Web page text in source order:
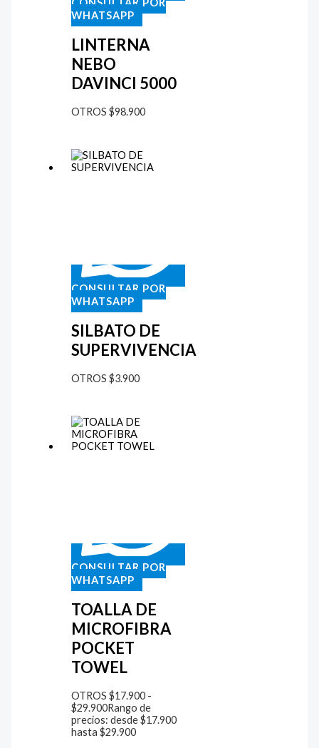
CONSULTAR POR
WHATSAPP
LINTERNA
NEBO
DAVINCI 5000
OTROS $98.900
CONSULTAR POR
WHATSAPP
SILBATO DE
SUPERVIVENCIA
OTROS $3.900
CONSULTAR POR
WHATSAPP
TOALLA DE
MICROFIBRA
POCKET
TOWEL
OTROS $17.900 -
$29.900Rango de
precios: desde $17.900
hasta $29.900